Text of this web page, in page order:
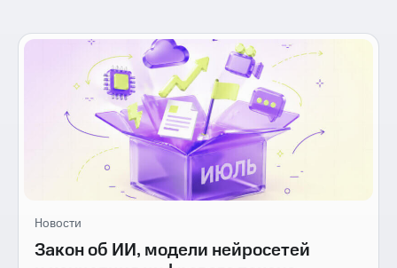
Новости
Закон об ИИ, модели нейросетей